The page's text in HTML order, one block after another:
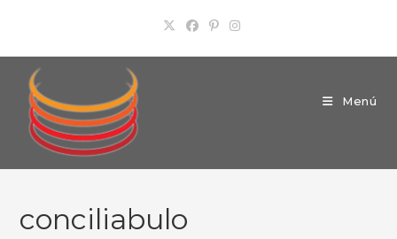
contenido
Menú
conciliabulo